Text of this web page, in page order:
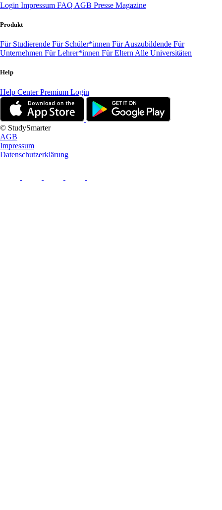
Login Impressum FAQ AGB Presse Magazine
Produkt
Für Studierende Für Schüler*innen Für Auszubildende Für
Unternehmen Für Lehrer*innen Für Eltern Alle Universitäten
Help
Help CenterPremium Login
© StudySmarter
AGB
Impressum
Datenschutzerklärung